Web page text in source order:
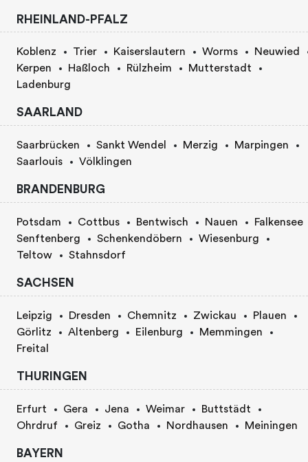
RHEINLAND-PFALZ
Koblenz Trier Kaiserslautern Worms
Neuwied
Kerpen
Haßloch Rülzheim
Mutterstadt
Ladenburg
SAARLAND
Saarbrücken Sankt Wendel Merzig
Marpingen
Saarlouis
Völklingen
BRANDENBURG
Potsdam Cottbus Bentwisch Nauen
Falkensee
Senftenberg
Schenkendöbern
Wiesenburg
Teltow
Stahnsdorf
SACHSEN
Leipzig Dresden Chemnitz Zwickau
Plauen
Görlitz
Altenberg Eilenburg
Memmingen
Freital
THURINGEN
Erfurt Gera Jena Weimar
Buttstädt
Ohrdruf
Greiz Gotha Nordhausen Meiningen
BAYERN